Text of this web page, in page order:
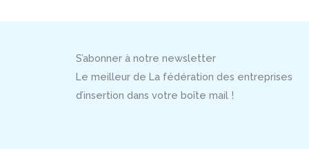
S’abonner à notre newsletter
Le meilleur de La fédération des entreprises
d’insertion dans votre boîte mail !